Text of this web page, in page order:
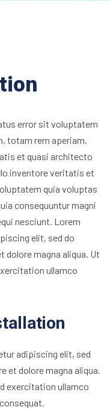
error sit voluptatem
totam rem aperiam,
et quasi architecto
inventore veritatis et
quia voluptas
consequuntur magni
nesciunt. Lorem
elit, sed do
dolore magna aliqua. Ut
ullamco
adipiscing elit, sed
et dolore magna aliqua.
exercitation ullamco